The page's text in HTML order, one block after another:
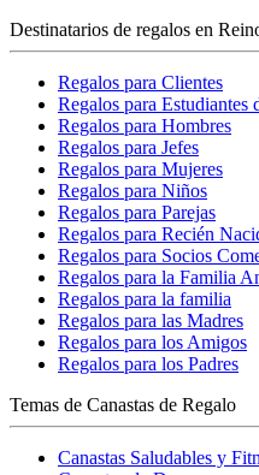
Destinatarios de regalos en
Regalos para Clientes
Regalos para Estudiantes
Regalos para Hombres
Regalos para Jefes
Regalos para Mujeres
Regalos para Niños
Regalos para Parejas
Regalos para Recién
Regalos para Socios
Regalos para la Familia
Regalos para la familia
Regalos para las Madres
Regalos para los Amigos
Regalos para los Padres
Temas de Canastas de Regalo
Canastas Saludables y